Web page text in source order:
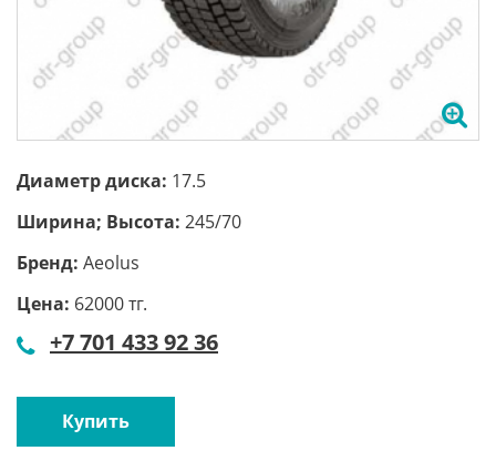
Диаметр диска: 17.5
Ширина; Высота: 245/70
Бренд: Aeolus
Цена: 62000 тг.
+7 701 433 92 36
Купить